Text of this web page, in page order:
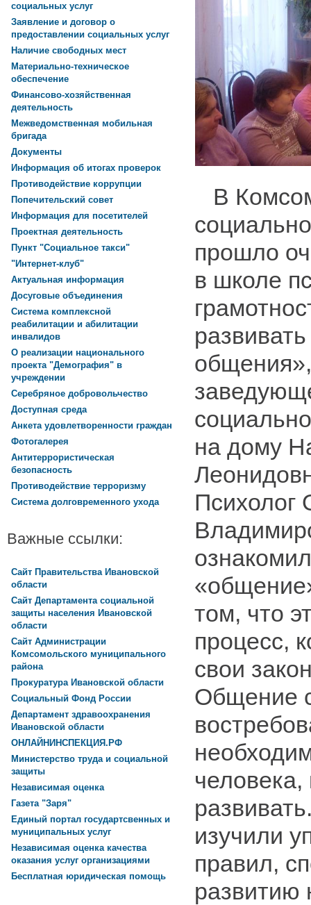
В
прошло
в школе
на дому
Психолог
том, что
процесс,
свои
Общение
изучили
правил,
развитию
социальных услуг
Заявление и договор о
предоставлении социальных услуг
Наличие свободных мест
Материально-техническое
обеспечение
Финансово-хозяйственная
деятельность
Межведомственная мобильная
бригада
Документы
Информация об итогах проверок
Противодействие коррупции
Попечительский совет
Информация для посетителей
Проектная деятельность
Пункт "Социальное такси"
"Интернет-клуб"
Актуальная информация
Досуговые объединения
Система комплексной
реабилитации и абилитации
инвалидов
О реализации национального
проекта "Демография" в
учреждении
Серебряное добровольчество
Доступная среда
Анкета удовлетворенности граждан
Фотогалерея
Антитеррористическая
безопасность
Противодействие терроризму
Система долговременного ухода
Важные ссылки:
Сайт Правительства Ивановской
области
Сайт Департамента социальной
защиты населения Ивановской
области
Сайт Администрации
Комсомольского муниципального
района
Прокуратура Ивановской области
Социальный Фонд России
Департамент здравоохранения
Ивановской области
ОНЛАЙНИНСПЕКЦИЯ.РФ
Министерство труда и социальной
защиты
Независимая оценка
Газета "Заря"
Единый портал государтсвенных и
муниципальных услуг
Независимая оценка качества
оказания услуг организациями
Бесплатная юридическая помощь